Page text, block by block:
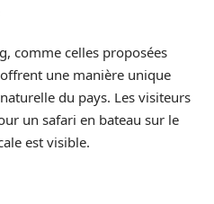
comme celles proposées
une manière unique
du pays. Les visiteurs
un safari en bateau sur le
est visible.